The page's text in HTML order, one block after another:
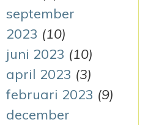
september
2023 (10)
juni 2023 (10)
april 2023 (3)
februari 2023 (9)
december